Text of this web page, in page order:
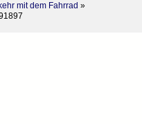
mit dem Fahrrad »